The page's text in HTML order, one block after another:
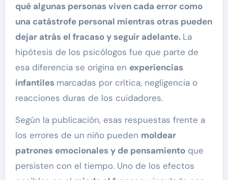
qué algunas personas viven cada error como
una catástrofe personal mientras otras pueden
dejar atrás el fracaso y seguir adelante. La
hipótesis de los psicólogos fue que parte de
esa diferencia se origina en experiencias
infantiles marcadas por crítica, negligencia o
reacciones duras de los cuidadores.
Según la publicación, esas respuestas frente a
los errores de un niño pueden moldear
patrones emocionales y de pensamientoque
persisten con el tiempo. Uno de los efectos